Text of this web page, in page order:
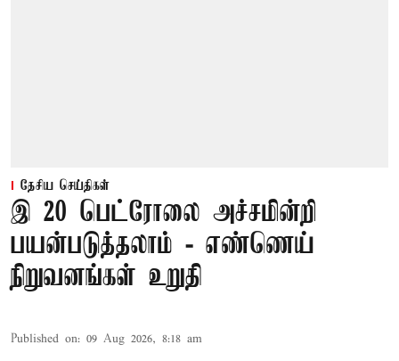
தேசிய செய்திகள்
இ 20 பெட்ரோலை அச்சமின்றி
பயன்படுத்தலாம் - எண்ணெய்
நிறுவனங்கள் உறுதி
Published on: 09 Aug 2026, 8:18 am